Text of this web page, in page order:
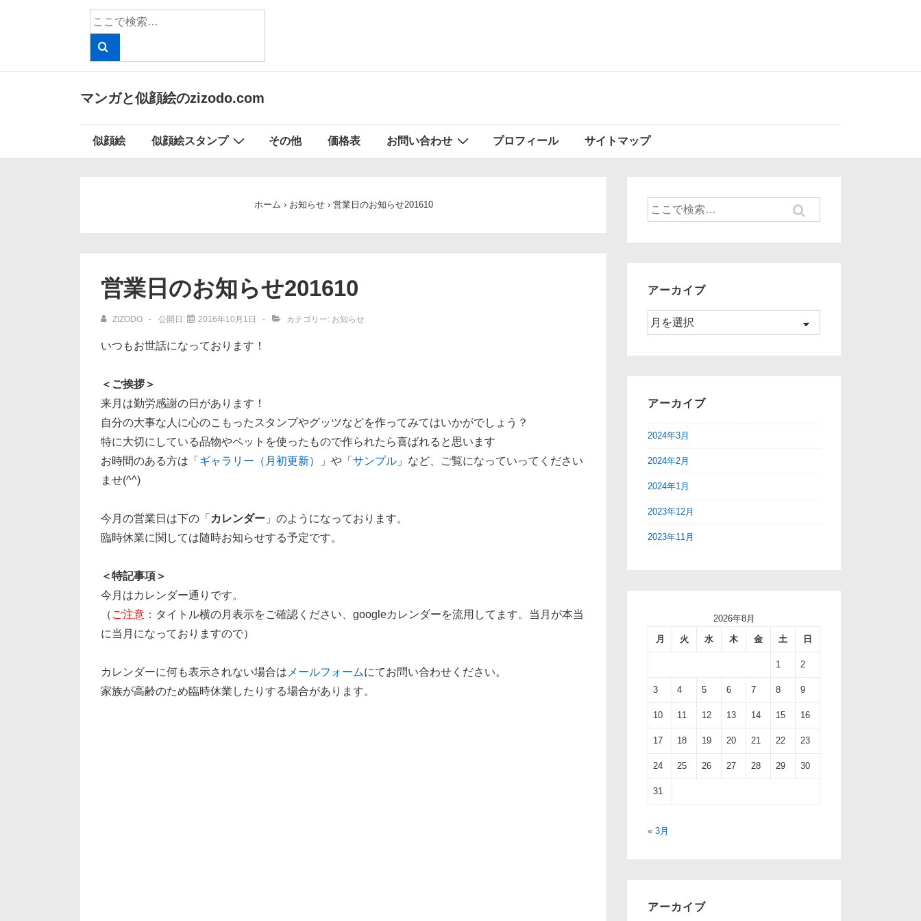
検
索
象:
マンガと似顔絵のzizodo.com
メ似顔絵 似顔絵スタンプ その他 価格表 お問い合わせ プロフィール サイトマップ
ホーム › お知らせ › 営業日のお知らせ201610
営業日のお知らせ201610
ZIZODO 公開日: 2016年10月1日 カテゴリー: お知らせ
いつもお世話になっております！
＜ご挨拶＞
来月は勤労感謝の日があります！
自分の大事な人に心のこもったスタンプやグッツなどを作ってみてはいかがでしょう？
特に大切にしている品物やペットを使ったもので作られたら喜ばれると思います
お時間のある方は「 ギャラリー（月初更新） 」や「 サンプル 」など、ご覧になっていってください
ませ(^^)
今月の営業日は下の「 カレンダー 」のようになっております。
臨時休業に関しては随時お知らせする予定です。
＜特記事項＞
今月はカレンダー通りです。
（ ご注意 ：タイトル横の月表示をご確認ください、googleカレンダーを流用してます。当月が本当
に当月になっておりますので）
カレンダーに何も表示されない場合は メールフォームにてお問い合わせください。
家族が高齢のため臨時休業したりする場合があります。
検
索
アーカイブ
ア
アーカイブ
2024年3月
2024年2月
2024年1月
2023年12月
2023年11月
2026年8月
月
火 水 木 金 土 日
1 2
3 4 5 6 7 8 9
10 11 12 13 14 15 16
17 18 19 20 21 22 23
24 25 26 27 28 29 30
31
« 3月
アーカイブ